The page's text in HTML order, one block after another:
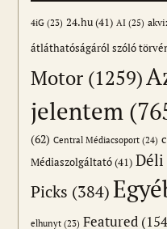
4iG (23) 24.hu(41) AI (25)
átláthatóságáról szóló
Motor (1259)
jelentem
(62) Central Médiacsoport (24)
Médiaszolgáltató(41)
Picks (384)
elhunyt (23) Featured